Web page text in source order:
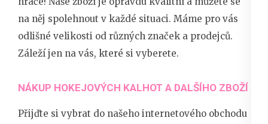
na něj spolehnout v každé situaci. Máme pro vás
odlišné velikosti od různých značek a prodejců.
Záleží jen na vás, které si vyberete.
NÁKUP HOKEJOVÝCH KALHOT A DALŠÍHO ZBOŽÍ
Přijďte si vybrat do našeho internetového obchodu